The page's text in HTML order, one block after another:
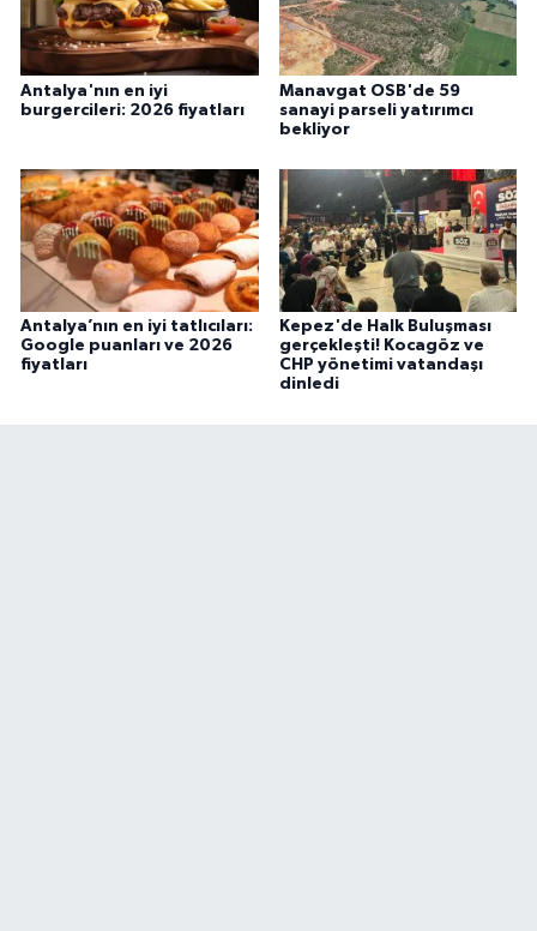
Antalya'nın en iyi
burgercileri: 2026 fiyatları
Manavgat OSB'de 59
sanayi parseli yatırımcı
bekliyor
Antalya’nın en iyi tatlıcıları:
Google puanları ve 2026
fiyatları
Kepez'de Halk Buluşması
gerçekleşti! Kocagöz ve
CHP yönetimi vatandaşı
dinledi